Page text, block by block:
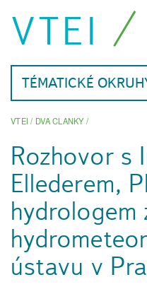
VTEI
TÉMATICKÉ
VTEI/ DVA CLANKY/
Rozhovor s
Ellederem,
hydrologem
ústavu v